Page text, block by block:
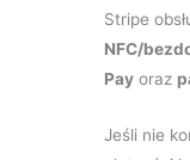
Stripe
NFC/
Pay oraz
Jeśli nie